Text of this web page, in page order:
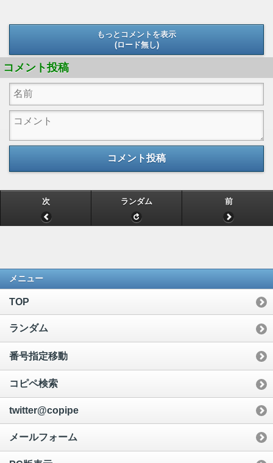
もっとコメントを表示
(ロード無し)
コメント投稿
コメント投稿
次 ランダム 前
メニュー
TOP
ランダム
番号指定移動
コピペ検索
twitter@copipe
メールフォーム